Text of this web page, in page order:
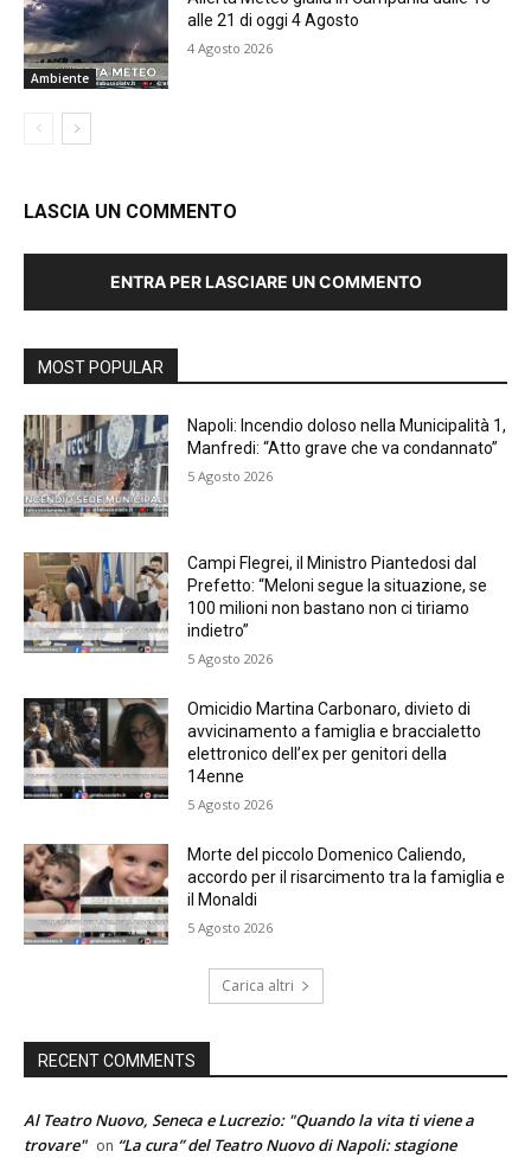
Ambiente
alle 21 di oggi 4 Agosto
4 Agosto 2026
LASCIA UN COMMENTO
ENTRA PER LASCIARE UN COMMENTO
MOST POPULAR
Napoli: Incendio doloso nella Municipalità 1,
Manfredi: “Atto grave che va condannato”
5 Agosto 2026
Campi Flegrei, il Ministro Piantedosi dal
Prefetto: “Meloni segue la situazione, se
100 milioni non bastano non ci tiriamo
indietro”
5 Agosto 2026
Omicidio Martina Carbonaro, divieto di
avvicinamento a famiglia e braccialetto
elettronico dell’ex per genitori della
14enne
5 Agosto 2026
Morte del piccolo Domenico Caliendo,
accordo per il risarcimento tra la famiglia e
il Monaldi
5 Agosto 2026
Carica altri
RECENT COMMENTS
Al Teatro Nuovo, Seneca e Lucrezio: "Quando la vita ti viene a
trovare" on “La cura” del Teatro Nuovo di Napoli: stagione